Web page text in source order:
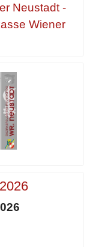
Neustadt -
Wiener